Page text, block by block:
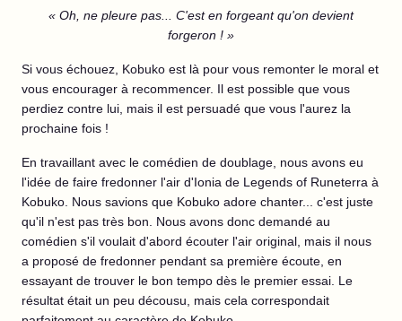
« Oh, ne pleure pas... C'est en forgeant qu'on devient
forgeron ! »
Si vous échouez, Kobuko est là pour vous remonter le moral et
vous encourager à recommencer. Il est possible que vous
perdiez contre lui, mais il est persuadé que vous l'aurez la
prochaine fois !
En travaillant avec le comédien de doublage, nous avons eu
l'idée de faire fredonner l'air d'Ionia de Legends of Runeterra à
Kobuko. Nous savions que Kobuko adore chanter... c'est juste
qu'il n'est pas très bon. Nous avons donc demandé au
comédien s'il voulait d'abord écouter l'air original, mais il nous
a proposé de fredonner pendant sa première écoute, en
essayant de trouver le bon tempo dès le premier essai. Le
résultat était un peu décousu, mais cela correspondait